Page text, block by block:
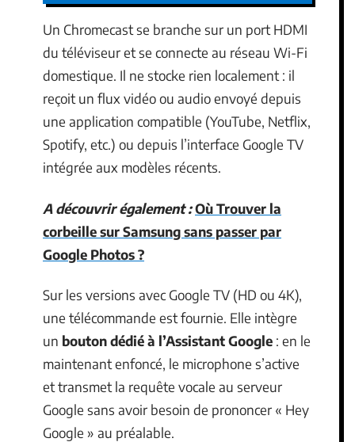
Un Chromecast se branche sur un port HDMI
du téléviseur et se connecte au réseau Wi-Fi
domestique. Il ne stocke rien localement : il
reçoit un flux vidéo ou audio envoyé depuis
une application compatible (YouTube, Netflix,
Spotify, etc.) ou depuis l’interface Google TV
intégrée aux modèles récents.
A découvrir également :Où Trouver la
corbeille sur Samsung sans passer par
Google Photos ?
Sur les versions avec Google TV (HD ou 4K),
une télécommande est fournie. Elle intègre
un bouton dédié à l’Assistant Google : en le
maintenant enfoncé, le microphone s’active
et transmet la requête vocale au serveur
Google sans avoir besoin de prononcer « Hey
Google » au préalable.